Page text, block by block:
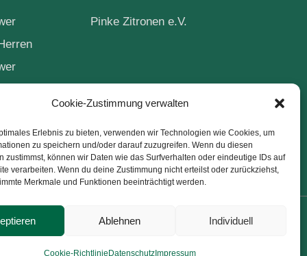
Cookie-Zustimmung verwalten
Erlebnis zu bieten, verwenden wir Technologien wie Cookies, um
zu speichern und/oder darauf zuzugreifen. Wenn du diesen
zustimmst, können wir Daten wie das Surfverhalten oder eindeutige IDs auf
verarbeiten. Wenn du deine Zustimmung nicht erteilst oder zurückziehst,
Merkmale und Funktionen beeinträchtigt werden.
Ablehnen Individuell
Cookie-Richtlinie DatenschutzImpressum
Pinke Zitronen e.V.
Impressum